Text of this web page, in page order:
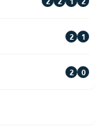
2 1
2 0